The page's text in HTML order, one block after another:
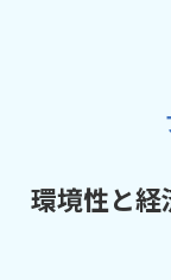
環境性と